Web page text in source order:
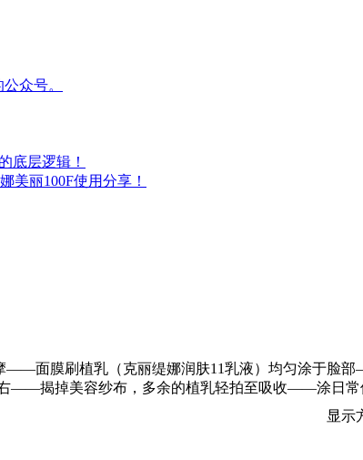
众号。
底层逻辑！
美丽100F使用分享！
面膜刷植乳（克丽缇娜润肤11乳液）均匀涂于脸
揭掉美容纱布，多余的植乳轻拍至吸收——涂日常
显示